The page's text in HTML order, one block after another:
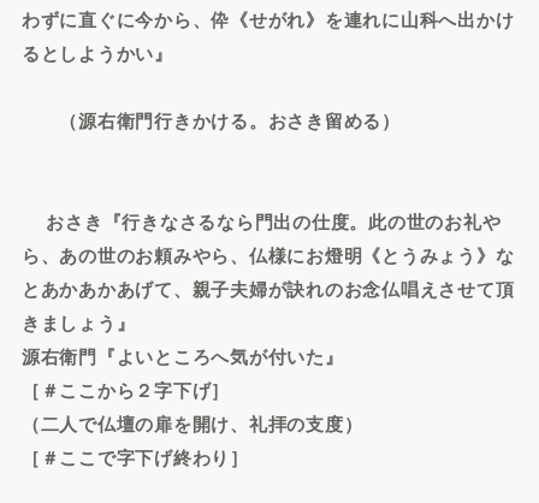
わずに直ぐに今から、伜《せがれ》を連れに山科へ出かけ
るとしようかい』
（源右衛門行きかける。おさき留める）
おさき『行きなさるなら門出の仕度。此の世のお礼や
ら、あの世のお頼みやら、仏様にお燈明《とうみょう》な
とあかあかあげて、親子夫婦が訣れのお念仏唱えさせて頂
きましょう』
源右衛門『よいところへ気が付いた』
［＃ここから２字下げ］
（二人で仏壇の扉を開け、礼拝の支度）
［＃ここで字下げ終わり］